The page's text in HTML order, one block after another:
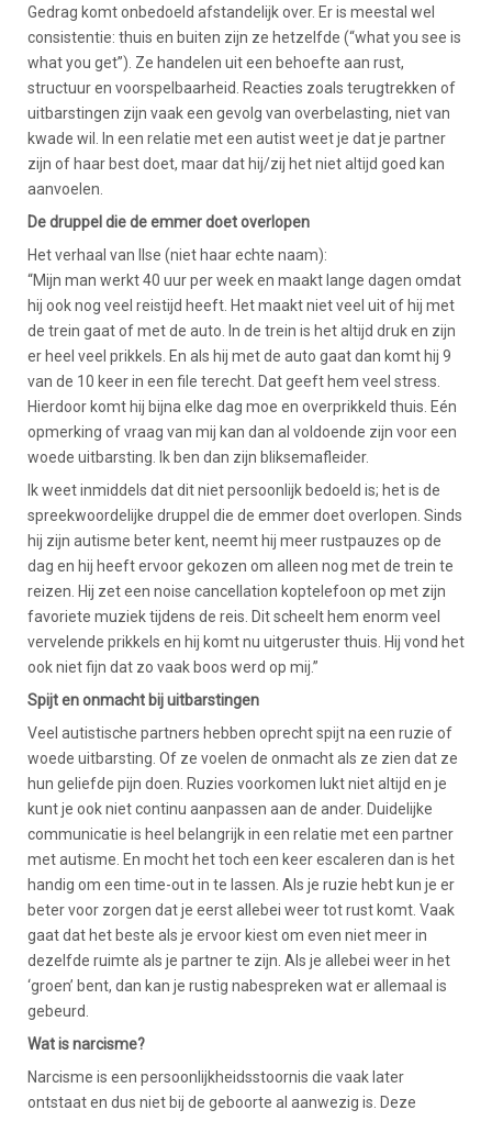
Gedrag komt onbedoeld afstandelijk over. Er is meestal wel
consistentie: thuis en buiten zijn ze hetzelfde (“what you see is
what you get”). Ze handelen uit een behoefte aan rust,
structuur en voorspelbaarheid. Reacties zoals terugtrekken of
uitbarstingen zijn vaak een gevolg van overbelasting, niet van
kwade wil. In een relatie met een autist weet je dat je partner
zijn of haar best doet, maar dat hij/zij het niet altijd goed kan
aanvoelen.
De druppel die de emmer doet overlopen
Het verhaal van Ilse (niet haar echte naam):
“Mijn man werkt 40 uur per week en maakt lange dagen omdat
hij ook nog veel reistijd heeft. Het maakt niet veel uit of hij met
de trein gaat of met de auto. In de trein is het altijd druk en zijn
er heel veel prikkels. En als hij met de auto gaat dan komt hij 9
van de 10 keer in een file terecht. Dat geeft hem veel stress.
Hierdoor komt hij bijna elke dag moe en overprikkeld thuis. Eén
opmerking of vraag van mij kan dan al voldoende zijn voor een
woede uitbarsting. Ik ben dan zijn bliksemafleider.
Ik weet inmiddels dat dit niet persoonlijk bedoeld is; het is de
spreekwoordelijke druppel die de emmer doet overlopen. Sinds
hij zijn autisme beter kent, neemt hij meer rustpauzes op de
dag en hij heeft ervoor gekozen om alleen nog met de trein te
reizen. Hij zet een noise cancellation koptelefoon op met zijn
favoriete muziek tijdens de reis. Dit scheelt hem enorm veel
vervelende prikkels en hij komt nu uitgeruster thuis. Hij vond het
ook niet fijn dat zo vaak boos werd op mij.”
Spijt en onmacht bij uitbarstingen
Veel autistische partners hebben oprecht spijt na een ruzie of
woede uitbarsting. Of ze voelen de onmacht als ze zien dat ze
hun geliefde pijn doen. Ruzies voorkomen lukt niet altijd en je
kunt je ook niet continu aanpassen aan de ander. Duidelijke
communicatie is heel belangrijk in een relatie met een partner
met autisme. En mocht het toch een keer escaleren dan is het
handig om een time-out in te lassen. Als je ruzie hebt kun je er
beter voor zorgen dat je eerst allebei weer tot rust komt. Vaak
gaat dat het beste als je ervoor kiest om even niet meer in
dezelfde ruimte als je partner te zijn. Als je allebei weer in het
‘groen’ bent, dan kan je rustig nabespreken wat er allemaal is
gebeurd.
Wat is narcisme?
Narcisme is een persoonlijkheidsstoornis die vaak later
ontstaat en dus niet bij de geboorte al aanwezig is. Deze